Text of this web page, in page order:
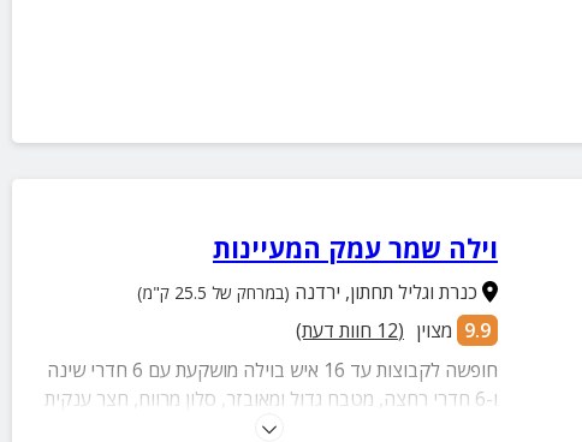
וילה שמר עמק המעיינות
כנרת וגליל תחתון, ירדנה (במרחק של 25.5 ק"מ)
9.9 מצוין (
12 חוות דעת)
חופשה לקבוצות עד 16 איש בוילה מושקעת עם 6 חדרי שינה
ו-6 חדרי רחצה, מטבח גדול ומאובזר, סלון מרווח, חצר ענקית
עם נוף עוצר נשימה, בריכת גלישה מגודרת ומחוממת, עמדת